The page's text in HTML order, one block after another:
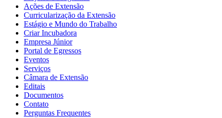
Ações de Extensão
Curricularização da Extensão
Estágio e Mundo do Trabalho
Criar Incubadora
Empresa Júnior
Portal de Egressos
Eventos
Serviços
Câmara de Extensão
Editais
Documentos
Contato
Perguntas Frequentes